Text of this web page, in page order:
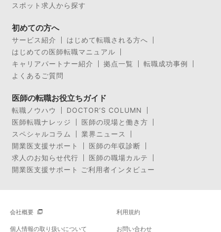
スポット求人から探す
初めての方へ
サービス紹介
はじめて転職される方へ
はじめての医師転職マニュアル
キャリアパートナー紹介
拠点一覧
転職成功事例
よくあるご質問
医師の転職お役立ちガイド
転職ノウハウ
DOCTOR’S COLUMN
医師転職ナレッジ
医師の現場と働き方
スペシャルコラム
業界ニュース
開業医支援サポート
医師の年収診断
求人のお知らせ代行
医師の職場カルテ
開業医支援サポート ご利用者インタビュー
会社概要 利用規約
個人情報の取り扱いについて お問い合わせ